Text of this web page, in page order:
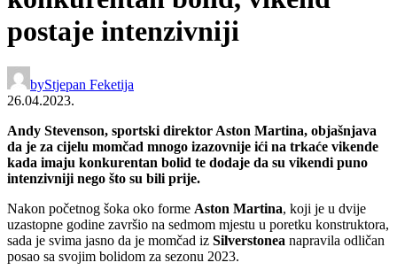
postaje intenzivniji
byStjepan Feketija
26.04.2023.
Andy Stevenson, sportski direktor Aston Martina, objašnjava
da je za cijelu momčad mnogo izazovnije ići na trkaće vikende
kada imaju konkurentan bolid te dodaje da su vikendi puno
intenzivniji nego što su bili prije.
Nakon početnog šoka oko forme Aston Martina, koji je u dvije
uzastopne godine završio na sedmom mjestu u poretku konstruktora,
sada je svima jasno da je momčad iz Silverstonea napravila odličan
posao sa svojim bolidom za sezonu 2023.